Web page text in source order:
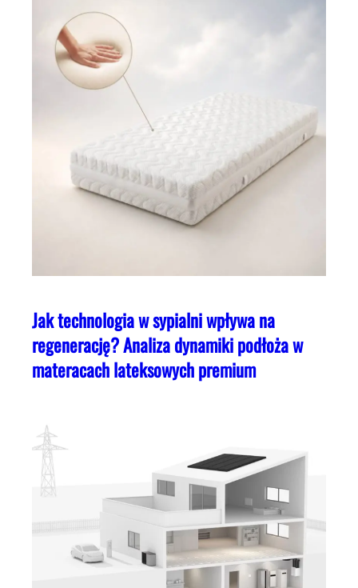
Jak technologia w sypialni wpływa na
regenerację? Analiza dynamiki podłoża w
materacach lateksowych premium